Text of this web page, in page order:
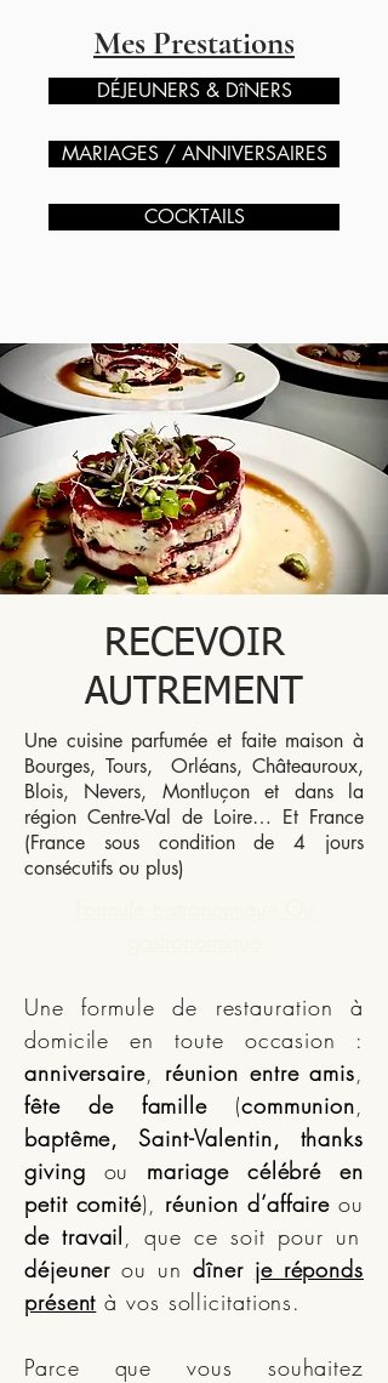
Mes Prestations
DÉJEUNERS & DîNERS
MARIAGES / ANNIVERSAIRES
COCKTAILS
RECEVOIR
AUTREMENT
Une cuisine parfumée et faite maison à
Bourges, Tours, Orléans, Châteauroux,
Blois, Nevers, Montluçon et dans la
région Centre-Val de Loire… Et France
(France sous condition de 4 jours
consécutifs ou plus)
Une formule de restauration à
domicile en toute occasion :
anniversaire, réunion entre amis,
fête de famille(communion,
baptême, Saint-Valentin, thanks
giving ou mariage célébré en
petit comité), réunion d’affaireou
de travail, que ce soit pour un
déjeunerou undîner je réponds
présent à vos sollicitations.
Parce que vous souhaitez